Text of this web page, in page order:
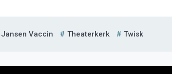
Jansen Vaccin Theaterkerk Twisk